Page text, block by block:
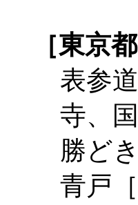
［東京都
表参
寺、
勝ど
青戸